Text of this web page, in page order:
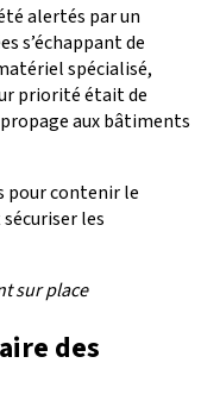
alertés par un
s’échappant de
spécialisé,
priorité était de
aux bâtiments
pour contenir le
les
sur place
des